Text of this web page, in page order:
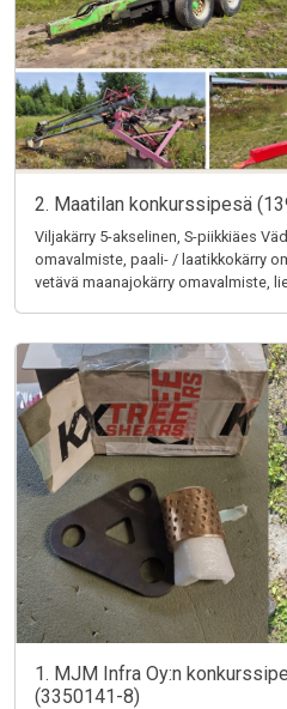
2. Maatilan konkurssipesä
Viljakärry 5-akselinen, S-piikkiäes
omavalmiste, paali- / laatikkokärry
vetävä maanajokärry omavalmiste,
1. MJM Infra Oy:n
(3350141-8)